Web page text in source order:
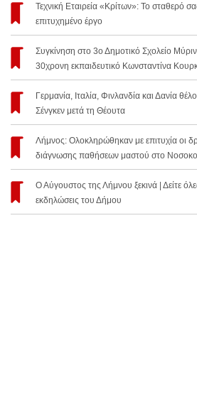
Τεχνική Εταιρεία «Κρίτων»: Το σταθερό
επιτυχημένο έργο
Συγκίνηση στο 3ο Δημοτικό Σχολείο
30χρονη εκπαιδευτικό Κωνσταντίνα
Γερμανία, Ιταλία, Φινλανδία και Δανία
Σένγκεν μετά τη Θέουτα
Λήμνος: Ολοκληρώθηκαν με επιτυχία οι
διάγνωσης παθήσεων μαστού στο
Ο Αύγουστος της Λήμνου ξεκινά | Δείτε όλες
εκδηλώσεις του Δήμου